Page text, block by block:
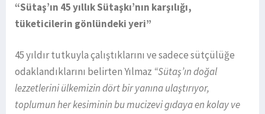
“Sütaş’ın 45 yıllık Sütaşkı’nın karşılığı,
tüketicilerin gönlündeki yeri”
45 yıldır tutkuyla çalıştıklarını ve sadece sütçülüğe
odaklandıklarını belirten Yılmaz “Sütaş’ın doğal
lezzetlerini ülkemizin dört bir yanına ulaştırıyor,
toplumun her kesiminin bu mucizevi gıdaya en kolay ve